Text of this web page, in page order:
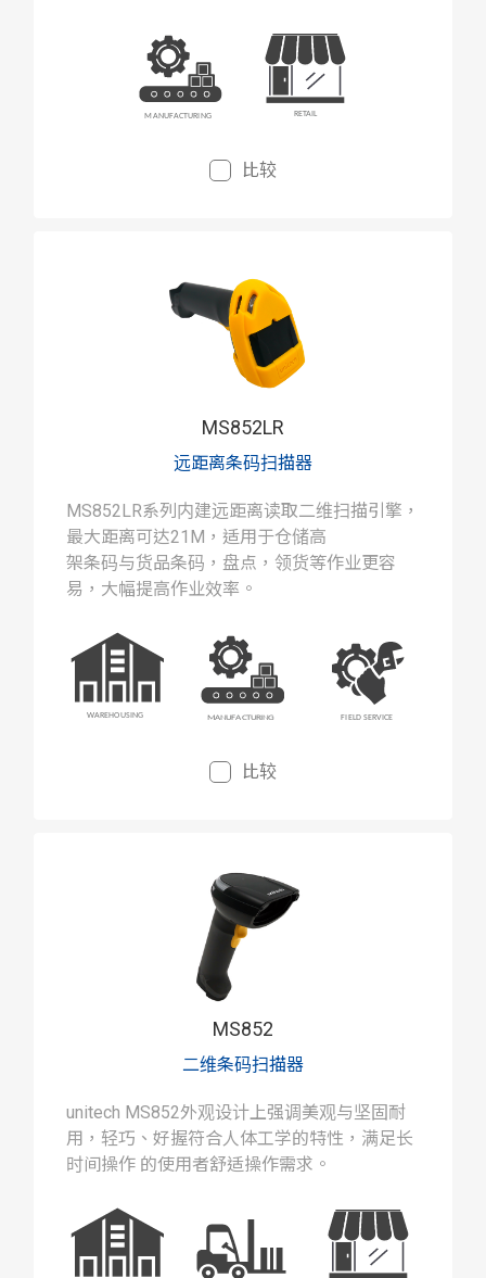
比较
MS852LR
远距离条码扫描器
MS852LR系列内建远距离读取二维扫描引擎，
最大距离可达21M，适用于仓储高
架条码与货品条码，盘点，领货等作业更容
易，大幅提高作业效率。
比较
MS852
二维条码扫描器
unitech MS852外观设计上强调美观与坚固耐
用，轻巧、好握符合人体工学的特性，满足长
时间操作 的使用者舒适操作需求。